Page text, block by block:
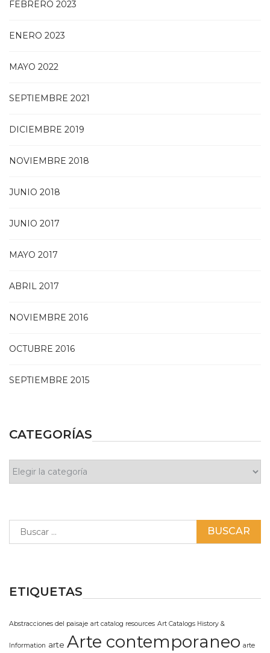
FEBRERO 2023
ENERO 2023
MAYO 2022
SEPTIEMBRE 2021
DICIEMBRE 2019
NOVIEMBRE 2018
JUNIO 2018
JUNIO 2017
MAYO 2017
ABRIL 2017
NOVIEMBRE 2016
OCTUBRE 2016
SEPTIEMBRE 2015
CATEGORÍAS
ETIQUETAS
Abstracciones del paisaje art catalog resources Art Catalogs History &
Information arte Arte contemporaneo arte